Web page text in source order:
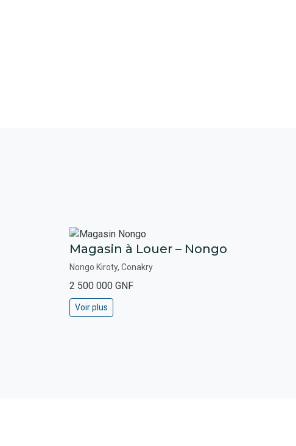
Magasin à Louer – Nongo
Nongo Kiroty, Conakry
2 500 000 GNF
Voir plus